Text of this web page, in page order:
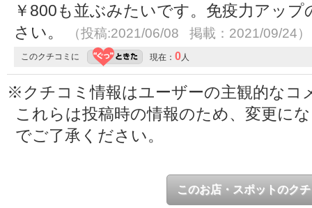
￥800も並ぶみたいです。免疫力アッ
さい。
（投稿:2021/06/08 掲載：2021/09/24）
このクチコミに 現在： 0 人
※クチコミ情報はユーザーの主観的なコ
これらは投稿時の情報のため、変更に
でご了承ください。
このお店・スポットのク